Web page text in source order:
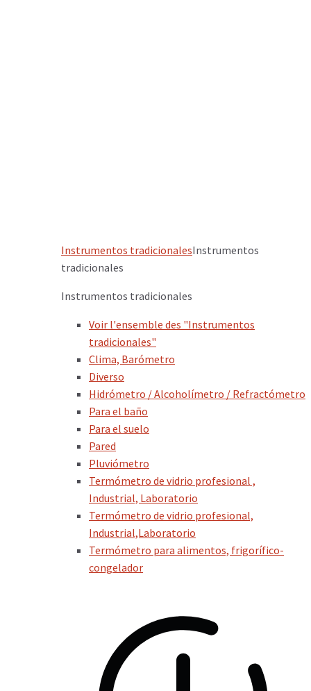
Instrumentos tradicionalesInstrumentos
tradicionales
Instrumentos tradicionales
Voir l'ensemble des "Instrumentos
tradicionales"
Clima, Barómetro
Diverso
Hidrómetro / Alcoholímetro / Refractómetro
Para el baño
Para el suelo
Pared
Pluviómetro
Termómetro de vidrio profesional ,
Industrial, Laboratorio
Termómetro de vidrio profesional,
Industrial,Laboratorio
Termómetro para alimentos, frigorífico-
congelador